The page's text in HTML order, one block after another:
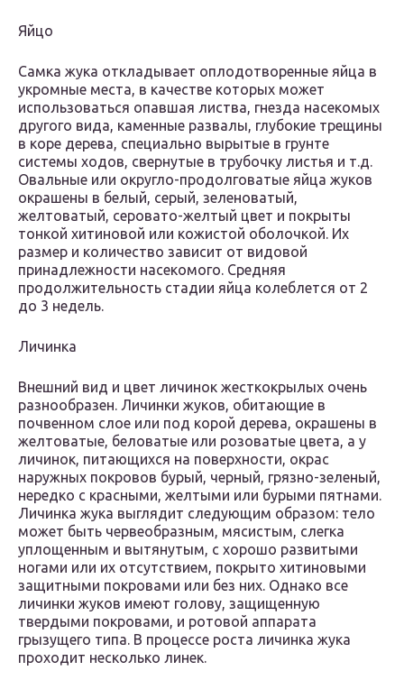
Яйцо
Самка жука откладывает оплодотворенные яйца в
укромные места, в качестве которых может
использоваться опавшая листва, гнезда насекомых
другого вида, каменные развалы, глубокие трещины
в коре дерева, специально вырытые в грунте
системы ходов, свернутые в трубочку листья и т.д.
Овальные или округло-продолговатые яйца жуков
окрашены в белый, серый, зеленоватый,
желтоватый, серовато-желтый цвет и покрыты
тонкой хитиновой или кожистой оболочкой. Их
размер и количество зависит от видовой
принадлежности насекомого. Средняя
продолжительность стадии яйца колеблется от 2
до 3 недель.
Личинка
Внешний вид и цвет личинок жесткокрылых очень
разнообразен. Личинки жуков, обитающие в
почвенном слое или под корой дерева, окрашены в
желтоватые, беловатые или розоватые цвета, а у
личинок, питающихся на поверхности, окрас
наружных покровов бурый, черный, грязно-зеленый,
нередко с красными, желтыми или бурыми пятнами.
Личинка жука выглядит следующим образом: тело
может быть червеобразным, мясистым, слегка
уплощенным и вытянутым, с хорошо развитыми
ногами или их отсутствием, покрыто хитиновыми
защитными покровами или без них. Однако все
личинки жуков имеют голову, защищенную
твердыми покровами, и ротовой аппарата
грызущего типа. В процессе роста личинка жука
проходит несколько линек.